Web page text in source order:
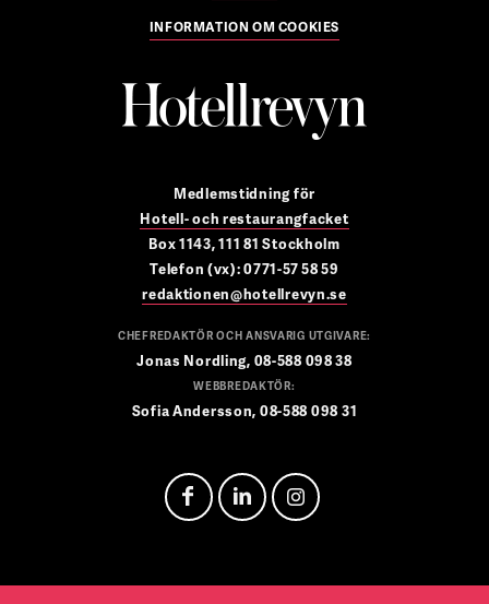
INFORMATION OM COOKIES
Medlemstidning för
Hotell- och restaurangfacket
Box 1143, 111 81 Stockholm
Telefon (vx): 0771-57 58 59
redaktionen@hotellrevyn.se
CHEFREDAKTÖR OCH ANSVARIG UTGIVARE:
Jonas Nordling, 08-588 098 38
WEBBREDAKTÖR:
Sofia Andersson, 08-588 098 31